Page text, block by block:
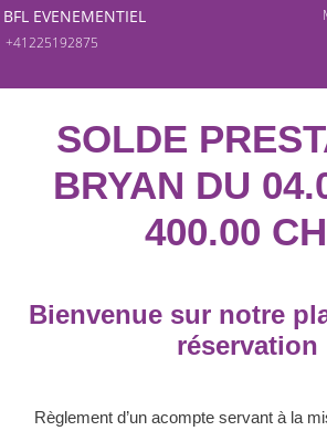
BFL EVENEMENTIEL
+41225192875
SOLDE
BRYAN DU
400.00
Bienvenue sur notre
réservation
Règlement d’un acompte servant à la